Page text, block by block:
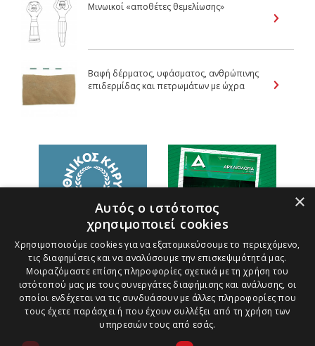
Μινωικοί «αποθέτες θεμελίωσης»
Βαφή δέρματος, υφάσματος, ανθρώπινης
επιδερμίδας και πετρωμάτων με ώχρα
×
Αυτός ο ιστότοπος
χρησιμοποιεί cookies
Χρησιμοποιούμε cookies για να εξατομικεύσουμε το περιεχόμενο,
τις διαφημίσεις και να αναλύσουμε την επισκεψιμότητά μας.
Μοιραζόμαστε επίσης πληροφορίες σχετικά με τη χρήση του
ιστότοπού μας με τους συνεργάτες διαφήμισης και ανάλυσης, οι
οποίοι ενδέχεται να τις συνδυάσουν με άλλες πληροφορίες που
τους έχετε παράσχει ή που έχουν συλλέξει από τη χρήση των
υπηρεσιών τους από εσάς.